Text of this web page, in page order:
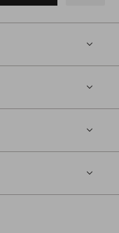
Favoriten